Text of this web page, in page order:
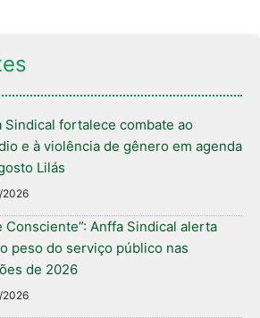
Sindical fortalece combate ao
e à violência de gênero em agenda
Lilás
Consciente”: Anffa Sindical alerta
peso do serviço público nas
de 2026